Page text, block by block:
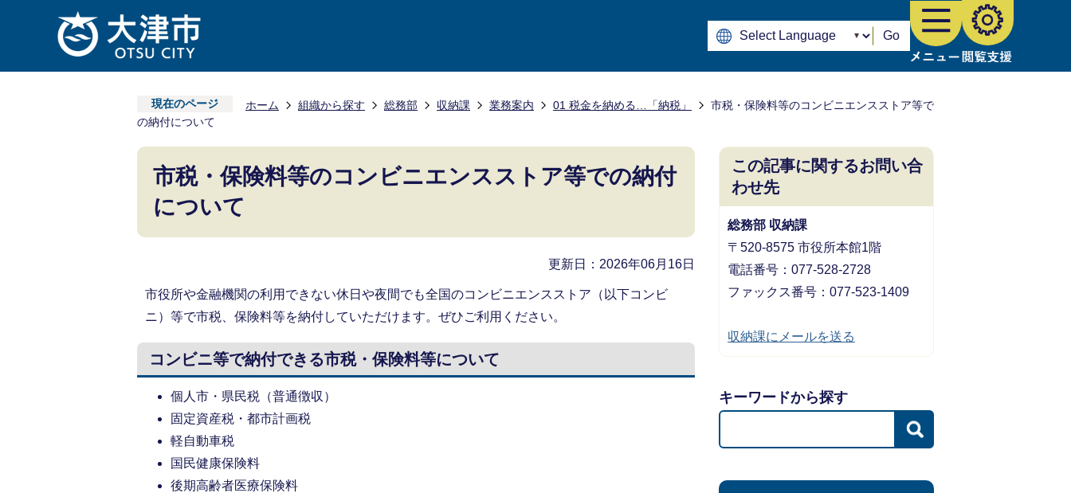
Go
現在のページ ホーム 組織から探す 総務部 収納課 業務案内 01 税金を納める…「納税」
市税・保険料等のコンビニエンスストア等で
の納付について
市税・保険料等のコンビニエンスストア等での納付
について
更新日：2026年06月16日
市役所や金融機関の利用できない休日や夜間でも全国のコンビニエンスストア（以下コンビ
ニ）等で市税、保険料等を納付していただけます。ぜひご利用ください。
コンビニ等で納付できる市税・保険料等について
個人市・県民税（普通徴収）
固定資産税・都市計画税
軽自動車税
国民健康保険料
後期高齢者医療保険料
この記事に関するお問い合
わせ先
総務部 収納課
〒520-8575 市役所本館1階
電話番号：077-528-2728
ファックス番号：077-523-1409
収納課にメールを送る
キーワードから探す